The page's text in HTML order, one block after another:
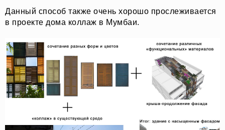
Данный способ также очень хорошо прослеживается
в проекте дома коллаж в Мумбаи.